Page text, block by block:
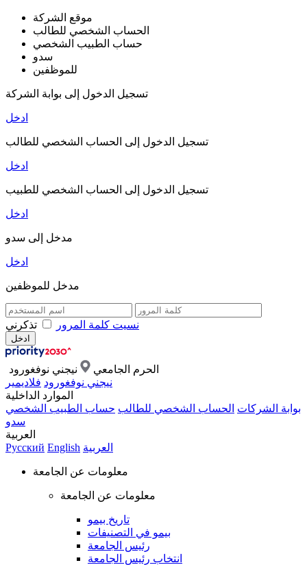
موقع الشركة
الحساب الشخصي للطالب
حساب الطبيب الشخصي
سدو
للموظفين
تسجيل الدخول إلى بوابة الشركة
ادخل
تسجيل الدخول إلى الحساب الشخصي للطالب
ادخل
تسجيل الدخول إلى الحساب الشخصي للطبيب
ادخل
مدخل إلى سدو
ادخل
مدخل للموظفين
نسيت كلمة المرور تذكرني
الحرم الجامعي
نيجني نوفغورود
نيجني نوفغورود فلاديمير
الموارد الداخلية
بوابة الشركات الحساب الشخصي للطالب حساب الطبيب الشخصي
سدو
العربية
Русский English العربية
معلومات عن الجامعة
معلومات عن الجامعة
تاريخ بيمو
بيمو في التصنيفات
رئيس الجامعة
انتخاب رئيس الجامعة